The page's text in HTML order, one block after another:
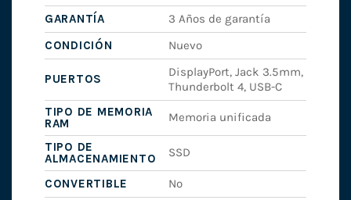
GARANTÍA
3 Años de garantía
CONDICIÓN
Nuevo
PUERTOS
DisplayPort, Jack 3.5mm,
Thunderbolt 4, USB-C
TIPO DE MEMORIA
RAM
Memoria unificada
TIPO DE
ALMACENAMIENTO
SSD
CONVERTIBLE
No